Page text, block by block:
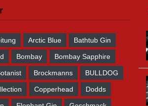
Arctic Blue Bathtub Gin
Bombay Bombay Sapphire
Brockmanns BULLDOG
Copperhead Dodds